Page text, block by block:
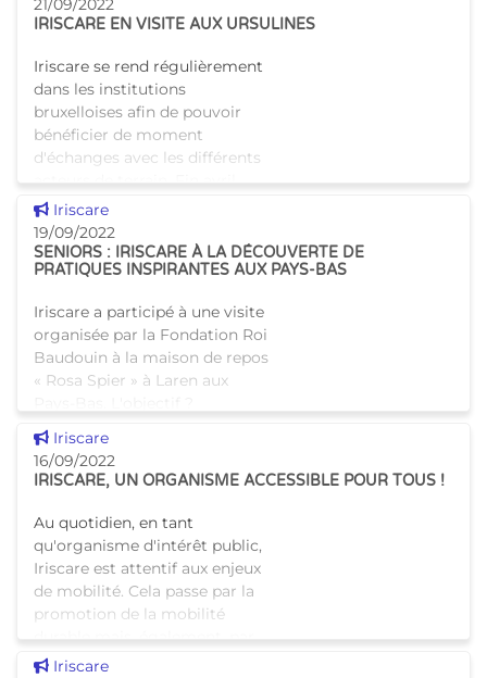
21/09/2022
IRISCARE EN VISITE AUX URSULINES
Iriscare se rend régulièrement
dans les institutions
bruxelloises afin de pouvoir
bénéficier de moment
d'échanges avec les différents
acteurs de terrain. Fin avril,
notre cellule médicale et p
Voir cette news
Iriscare
19/09/2022
SENIORS : IRISCARE À LA DÉCOUVERTE DE
PRATIQUES INSPIRANTES AUX PAYS-BAS
Iriscare a participé à une visite
organisée par la Fondation Roi
Baudouin à la maison de repos
« Rosa Spier » à Laren aux
Découvrir d'autres pratiques
inspirantes et de
Voir cette news
Iriscare
16/09/2022
IRISCARE, UN ORGANISME ACCESSIBLE POUR TOUS !
Au quotidien, en tant
qu'organisme d'intérêt public,
Iriscare est attentif aux enjeux
de mobilité. Cela passe par la
promotion de la mobilité
durable mais, également, par
l'accessibilité de nos
Voir cette news
Iriscare